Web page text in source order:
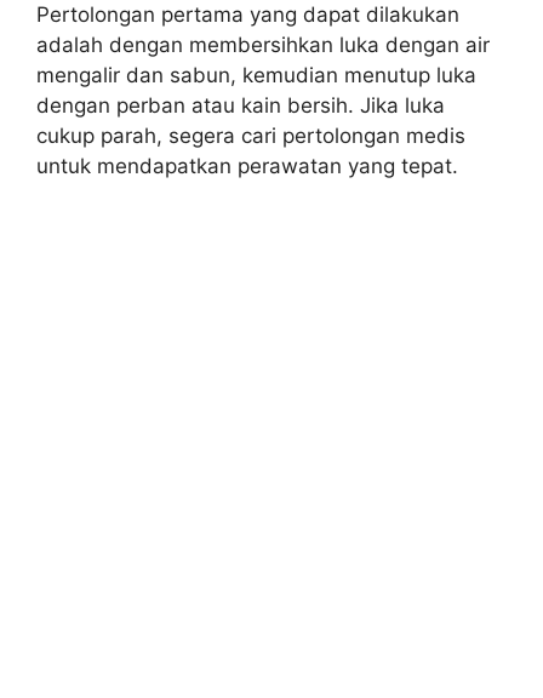
Pertolongan pertama yang dapat dilakukan
adalah dengan membersihkan luka dengan air
mengalir dan sabun, kemudian menutup luka
dengan perban atau kain bersih. Jika luka
cukup parah, segera cari pertolongan medis
untuk mendapatkan perawatan yang tepat.